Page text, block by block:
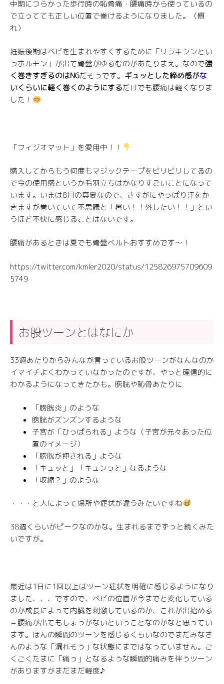
中期につらかった歩行時の恥骨痛・腰痛時から使っているの
で立ってても正しい位置で巻けるようになりました。（慣
れ）
妊娠後期はベビを生まれやすくするために「リラキシンとい
うホルモン」が出て骨盤がゆるむのがあたりまえ。なので強
く巻きすぎるのはNGだそうです。 ギュッとした締め感がな
いくらいに軽く巻くのようにするだけでも腰痛は軽くなりま
した！
「フィジオマット」を愛用中！！
購入してからもう何度もマジックテープをビリビリしてるの
で今の使用感というか毛羽立ちはかなりすごいことになって
います。いまは8月の真夏なので、さすがにやっぱり汗をか
きますが巻いていて不思議と「暑い！！外したい！！」とい
うほど不快に感じることはないです。
腰痛があるときは夏でも骨盤ベルトおすすめです〜！
https://twitter.com/kmler2020/status/125826975709609
5749
お股ツーンとはなにか
33週あたりからみんなが言っているお股ツーンがなんなのか
イマイチよくわかっていなかったのですが、やっと確信的に
わかるようになってきたかも。膀胱や恥骨あたりに
「膀胱炎」のような
膀胱がズンズンするような
子宮が「ひっぱられる」ような（子宮が元々あった位
置のイメージ）
「膀胱が押される」ような
「キュッと」「キュンっと」なるような
「収縮？」のような
・・・と人によって場所や症状が違うみたいですね
38週くらいがピークなのかな。生まれるまでずっと続くみた
いですが。
最近は1日に1回以上はツーン症状を明確に感じるようになり
ました、、、ですので、ベビの位置が今までと変化している
のか成長によって内臓を刺激しているのか、これが出始める
＝腰痛が出てもしょうがないということなのかなと思ってい
ます。ほんの瞬間のツーンを感じるくらいなのでまだみなさ
んのような「漏れそう」な状態にまではなっていません。ご
くごくたまに「痛っ」となるような瞬間的痛みを伴うツーン
がありますがまだまだ軽度♪